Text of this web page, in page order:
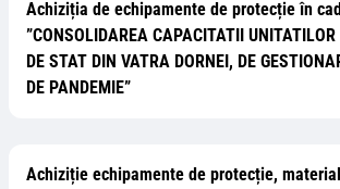
Achiziția de echipamente de protecție în
”CONSOLIDAREA CAPACITATII
DE STAT DIN VATRA DORNEI, DE
DE PANDEMIE”
Achiziție echipamente de protecție,